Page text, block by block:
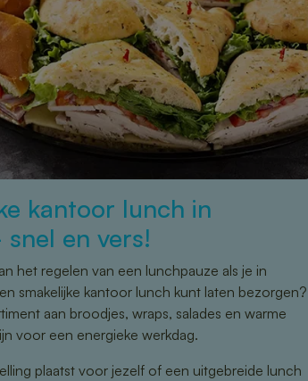
kantoor lunch in
en vers!
het regelen van een lunchpauze als je in
smakelijke kantoor lunch kunt laten bezorgen?
aan broodjes, wraps, salades en warme
voor een energieke werkdag.
plaatst voor jezelf of een uitgebreide lunch